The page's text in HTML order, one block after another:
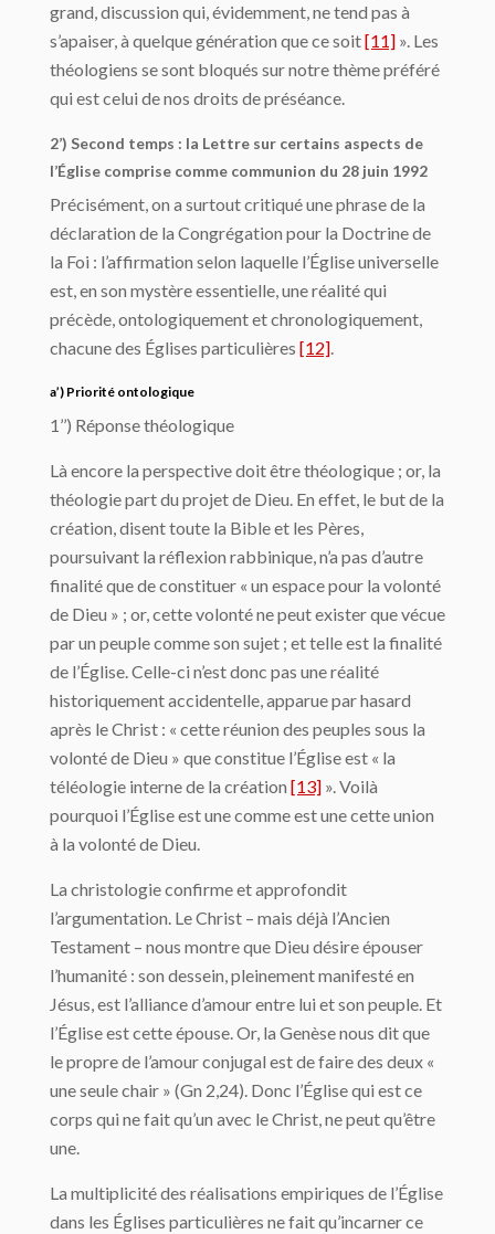
grand, discussion qui, évidemment, ne tend pas à
s’apaiser, à quelque génération que ce soit[11] ». Les
théologiens se sont bloqués sur notre thème préféré
qui est celui de nos droits de préséance.
2’) Second temps : la Lettre sur certains aspects de
l’Église comprise comme communion du 28 juin 1992
Précisément, on a surtout critiqué une phrase de la
déclaration de la Congrégation pour la Doctrine de
la Foi : l’affirmation selon laquelle l’Église universelle
est, en son mystère essentielle, une réalité qui
précède, ontologiquement et chronologiquement,
chacune des Églises particulières [12].
a’) Priorité ontologique
1’’) Réponse théologique
Là encore la perspective doit être théologique ; or, la
théologie part du projet de Dieu. En effet, le but de la
création, disent toute la Bible et les Pères,
poursuivant la réflexion rabbinique, n’a pas d’autre
finalité que de constituer « un espace pour la volonté
de Dieu » ; or, cette volonté ne peut exister que vécue
par un peuple comme son sujet ; et telle est la finalité
de l’Église. Celle-ci n’est donc pas une réalité
historiquement accidentelle, apparue par hasard
après le Christ : « cette réunion des peuples sous la
volonté de Dieu » que constitue l’Église est « la
téléologie interne de la création [13] ». Voilà
pourquoi l’Église est une comme est une cette union
à la volonté de Dieu.
La christologie confirme et approfondit
l’argumentation. Le Christ – mais déjà l’Ancien
Testament – nous montre que Dieu désire épouser
l’humanité : son dessein, pleinement manifesté en
Jésus, est l’alliance d’amour entre lui et son peuple. Et
l’Église est cette épouse. Or, la Genèse nous dit que
le propre de l’amour conjugal est de faire des deux «
une seule chair » (Gn 2,24). Donc l’Église qui est ce
corps qui ne fait qu’un avec le Christ, ne peut qu’être
une.
La multiplicité des réalisations empiriques de l’Église
dans les Églises particulières ne fait qu’incarner ce